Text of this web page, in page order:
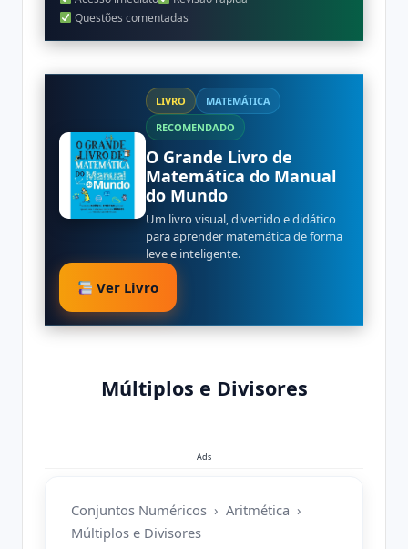
Questões comentadas
LIVRO
MATEMÁTICA
RECOMENDADO
O Grande Livro de
Matemática do Manual
do Mundo
Um livro visual, divertido e didático
para aprender matemática de forma
leve e inteligente.
Ver Livro
Múltiplos e Divisores
Ads
Conjuntos Numéricos › Aritmética ›
Múltiplos e Divisores